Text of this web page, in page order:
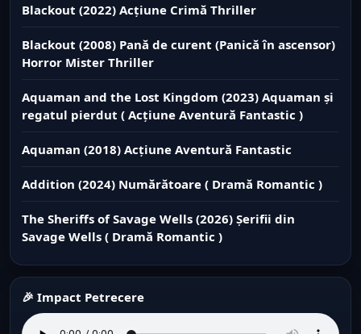
Blackout (2022) Acțiune Crimă Thriller
Blackout (2008) Pană de curent (Panică în ascensor)
Horror Mister Thriller
Aquaman and the Lost Kingdom (2023) Aquaman și
regatul pierdut ( Acțiune Aventură Fantastic )
Aquaman (2018) Acțiune Aventură Fantastic
Addition (2024) Numărătoare ( Dramă Romantic )
The Sheriffs of Savage Wells (2026) Șerifii din
Savage Wells ( Dramă Romantic )
🎉 Impact Petrecere